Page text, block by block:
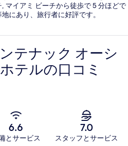
マイアミ ビーチから徒歩で 5 分ほどで
にあり、旅行者に好評です。
テナック オーシ
テルの口コミ
6.6
とサービス
7.0
スタッフとサービス